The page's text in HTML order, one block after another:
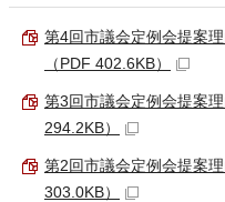
第4回市議会定例会提案
（PDF 402.6KB）
第3回市議会定例会提案
294.2KB）
第2回市議会定例会提案
303.0KB）